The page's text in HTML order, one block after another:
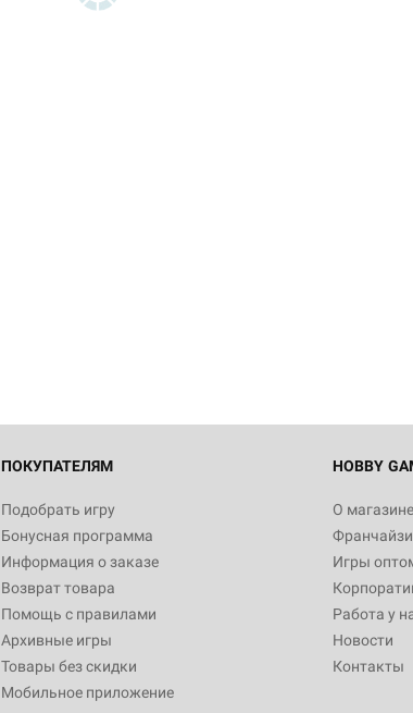
ПОКУПАТЕЛЯМ
Подобрать игру
Бонусная программа
Информация о заказе
Возврат товара
Помощь с правилами
Архивные игры
Товары без скидки
Мобильное приложение
HOBBY
О магазине
Игры
Работа у
Новости
Контакты
Белая
12 990
3 490